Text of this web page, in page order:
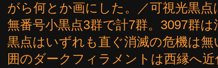
がら何とか画にした。／可視光黒点
無番号小黒点3群で計7群。3097群
黒点はいずれも直ぐ消滅の危機は
囲のダークフィラメントは西縁へ